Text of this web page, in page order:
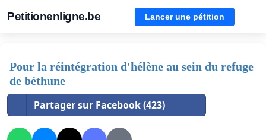
Petitionenligne.be Lancer une pétition
Pour la réintégration d'hélène au sein du refuge
de béthune
Partager sur Facebook (423)